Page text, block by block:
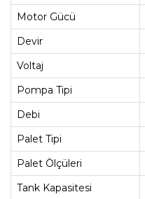
Motor Gücü
Devir
Voltaj
Pompa Tipi
Debi
Palet Tipi
Palet Ölçüleri
Tank Kapasitesi